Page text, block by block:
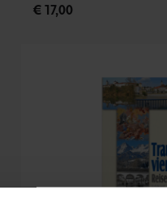
€ 17,00